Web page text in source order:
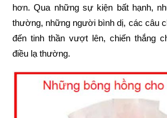
hơn. Qua những sự kiện bất hạnh,
thường, những người bình dị, các câu
đến tinh thần vượt lên, chiến thắng
điều lạ thường.